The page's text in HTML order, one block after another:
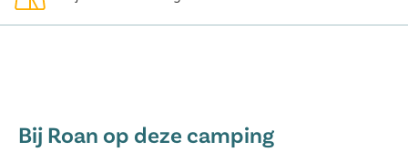
Bij Roan op deze camping